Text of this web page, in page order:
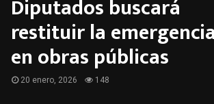
Diputados buscará
restituir la emergencia
en obras públicas
20 enero, 2026 148